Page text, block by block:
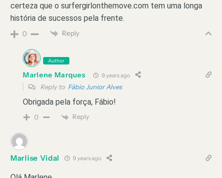
certeza que o surfergirlonthemove.com tem uma longa
história de sucessos pela frente.
0 Reply
Author
Marlene Marques 9 years ago
Reply to Fábio Junior Alves
Obrigada pela força, Fábio!
0 Reply
Marlise Vidal 9 years ago